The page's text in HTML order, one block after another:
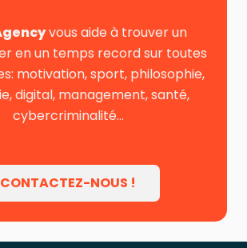
vous aide à trouver un
en un temps record sur toutes
motivation, sport, philosophie,
digital, management, santé,
cybercriminalité…
CONTACTEZ-NOUS !